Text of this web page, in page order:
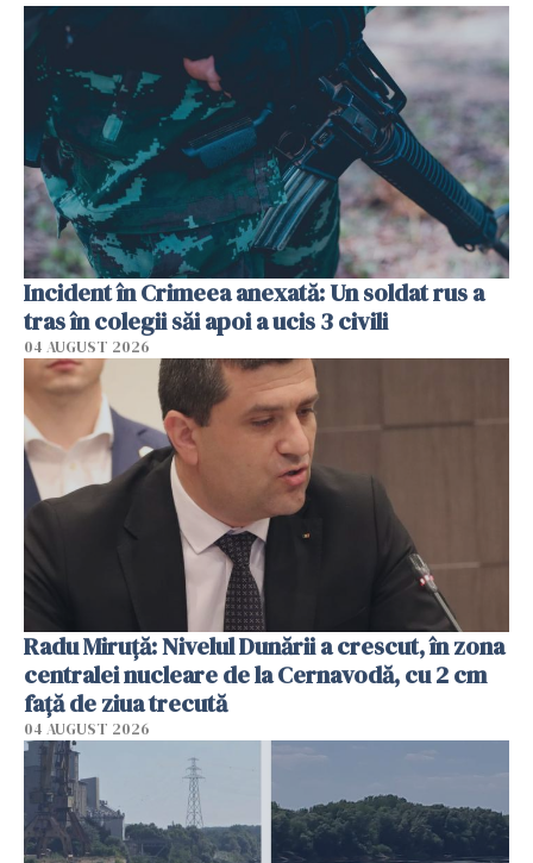
Incident în Crimeea anexată: Un soldat rus a
tras în colegii săi apoi a ucis 3 civili
04 AUGUST 2026
Radu Miruţă: Nivelul Dunării a crescut, în zona
centralei nucleare de la Cernavodă, cu 2 cm
faţă de ziua trecută
04 AUGUST 2026